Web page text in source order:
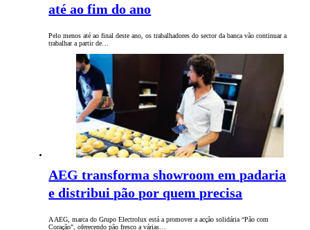
até ao fim do ano
Pelo menos até ao final deste ano, os trabalhadores do sector da banca vão continuar a
trabalhar a partir de…
AEG transforma showroom em padaria
e distribui pão por quem precisa
A AEG, marca do Grupo Electrolux está a promover a acção solidária “Pão com
Coração", oferecendo pão fresco a várias…